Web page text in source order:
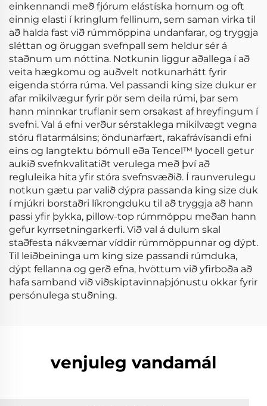
einkennandi með fjórum elástíska hornum og oft
einnig elasti í kringlum fellinum, sem saman virka til
að halda fast við rúmmöppina undanfarar, og tryggja
sléttan og öruggan svefnpall sem heldur sér á
staðnum um nóttina. Notkunin liggur aðallega í að
veita hægkomu og auðvelt notkunarhátt fyrir
eigenda stórra rúma. Vel passandi king size dukur er
afar mikilvægur fyrir pör sem deila rúmi, þar sem
hann minnkar truflanir sem orsakast af hreyfingum í
svefni. Val á efni verður sérstaklega mikilvægt vegna
stóru flatarmálsins; öndunarfært, rakafrávísandi efni
eins og langtektu bómull eða Tencel™ lyocell getur
aukið svefnkvalitatiðt verulega með því að
regluleika hita yfir stóra svefnsvæðið. Í raunverulegu
notkun gætu par valið dýpra passanda king size duk
í mjúkri borstaðri líkrongduku til að tryggja að hann
passi yfir þykka, pillow-top rúmmöppu meðan hann
gefur kyrrsetningarkerfi. Við val á dulum skal
staðfesta nákvæmar víddir rúmmöppunnar og dýpt.
Til leiðbeininga um king size passandi rúmduka,
dýpt fellanna og gerð efna, hvöttum við yfirboða að
hafa samband við viðskiptavinnaþjónustu okkar fyrir
persónulega stuðning.
venjuleg vandamál